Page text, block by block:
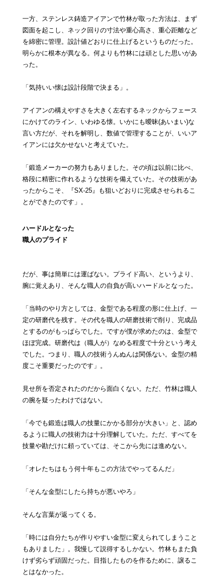
一方、ステンレス鋳造アイアンで竹林が取った方法は、まず
図面を起こし、ネック回りの寸法や重心高さ、重心距離など
を綿密に管理。設計値どおりに仕上げるというものだった。
明らかに根本が異なる。何よりも竹林には頑とした思いがあ
った。
「気持いい懐は設計段階で決まる」。
アイアンの構えやすさを大きく左右するネックからフェース
にかけてのライン、いわゆる懐。いかにも曖昧(あいまい)な
言い方だが、それを解明し、数値で管理することが、いいア
イアンには欠かせないと考えていた。
「鍛造メーカーの努力もありました。その頃は以前に比べ、
格段に精密に作れるような技術を備えていた。その技術があ
ったからこそ、『SX‐25』も狙いどおりに完成させられるこ
とができたのです」。
ハードルとなった
職人のプライド
だが、事は簡単には運ばない。プライド高い、というより、
腕に覚えあり、そんな職人の自負が高いハードルとなった。
「当時のやり方としては、金型である程度の形に仕上げ、一
定の研磨代を残す。その代を職人の研磨技術で削り、完成品
とするのがもっぱらでした。ですが僕が求めたのは、金型で
ほぼ完成。研磨代は（職人が）なめる程度で十分という考え
でした。つまり、職人の技術うんぬんは関係ない。金型の精
度こそ重要だったのです」。
見せ所を否定されたのだから面白くない。ただ、竹林は職人
の腕を疑ったわけではない。
「今でも鍛造は職人の技量にかかる部分が大きい」と、認め
るように職人の技術力は十分理解していた。ただ、すべてを
技量や勘だけに頼っていては、そこから先には進めない。
「オレたちはもう何十年もこの方法でやってるんだ」
「そんな金型にしたら持ちが悪いやろ」
そんな言葉が返ってくる。
「時には自分たちが作りやすい金型に変えられてしまうこと
もありました」。我慢して説得するしかない。竹林もまた負
けず劣らず頑固だった。目指したものを作るために、譲るこ
とはなかった。